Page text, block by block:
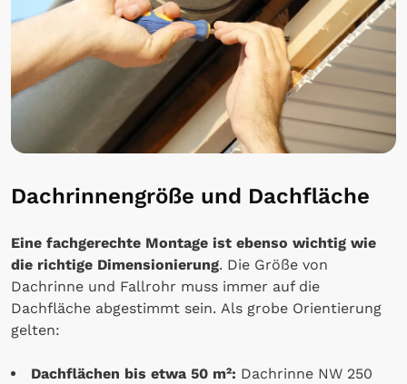
Dachrinnengröße und Dachfläche
Eine fachgerechte Montage ist ebenso wichtig wie
die richtige Dimensionierung. Die Größe von
Dachrinne und Fallrohr muss immer auf die
Dachfläche abgestimmt sein. Als grobe Orientierung
gelten:
Dachflächen bis etwa 50 m²: Dachrinne NW 250